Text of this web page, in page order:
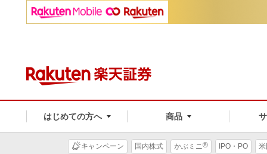
はじめての方へ 商品
キャンペーン 国内株式 かぶミニ® IPO・PO